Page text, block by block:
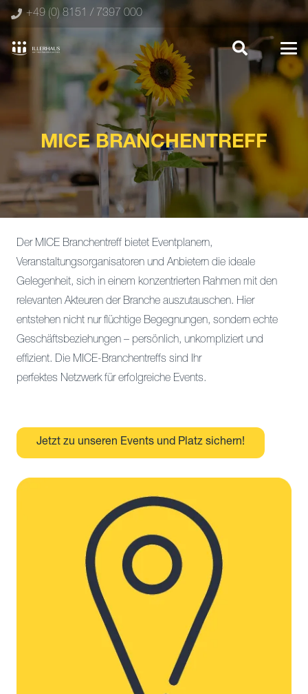
+49 (0) 8151 / 7397 000
MICE BRANCHENTREFF
Der MICE Branchentreff bietet Eventplanern,
Veranstaltungsorganisatoren und Anbietern die ideale
Gelegenheit, sich in einem konzentrierten Rahmen mit den
relevanten Akteuren der Branche auszutauschen. Hier
entstehen nicht nur flüchtige Begegnungen, sondern echte
Geschäftsbeziehungen – persönlich, unkompliziert und
effizient. Die MICE-Branchentreffs sind Ihr
perfektes Netzwerk für erfolgreiche Events.
Jetzt zu unseren Events und Platz sichern!